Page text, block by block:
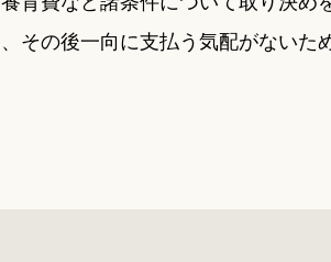
その後一向に支払う気配がないた